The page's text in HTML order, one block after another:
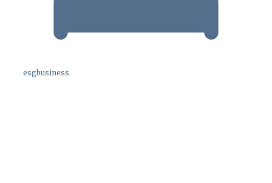
esgbusiness